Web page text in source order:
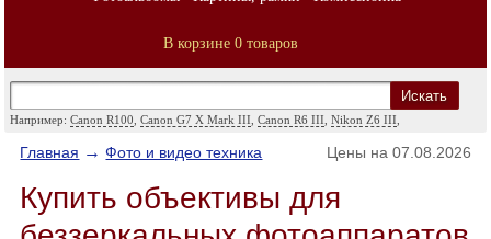
В корзине 0 товаров
Искать
Например:Canon R100 ,Canon G7 X Mark III ,Canon R6 III ,Nikon Z6 III
Цены на 07.08.2026
Главная →Фото и видео техника
Купить объективы для